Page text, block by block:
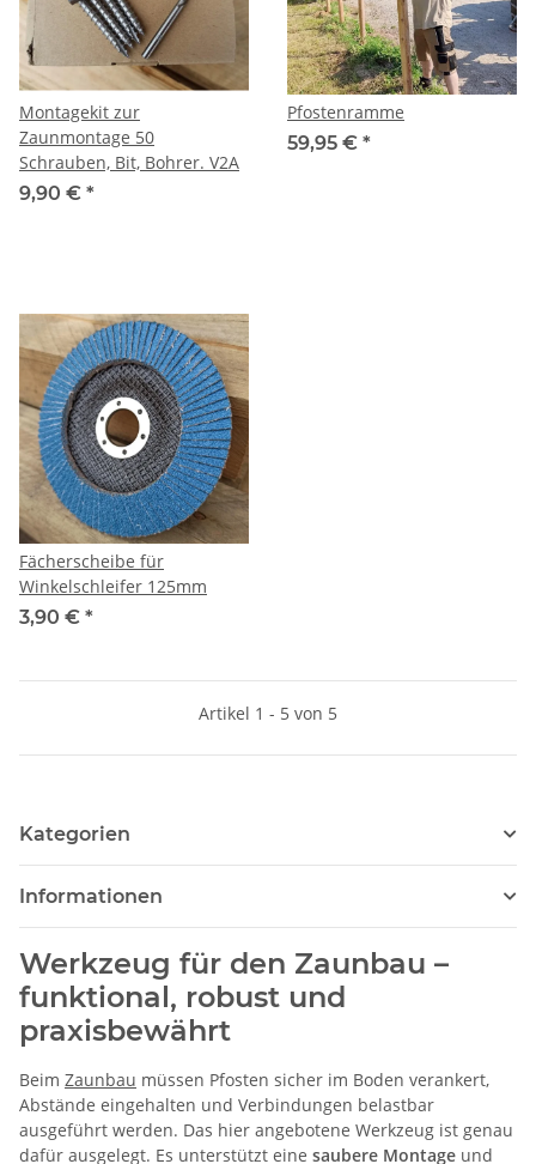
Montagekit zur
Zaunmontage 50
Schrauben, Bit, Bohrer. V2A
9,90 € *
Pfostenramme
59,95 € *
Fächerscheibe für
Winkelschleifer 125mm
3,90 € *
Artikel 1 - 5 von 5
Kategorien
Informationen
Werkzeug für den Zaunbau –
funktional, robust und
praxisbewährt
Beim Zaunbau müssen Pfosten sicher im Boden verankert,
Abstände eingehalten und Verbindungen belastbar
ausgeführt werden. Das hier angebotene Werkzeug ist genau
dafür ausgelegt. Es unterstützt eine saubere Montage und